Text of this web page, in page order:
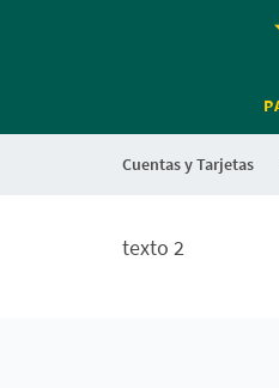
Cuentas y Tarjetas
texto 2